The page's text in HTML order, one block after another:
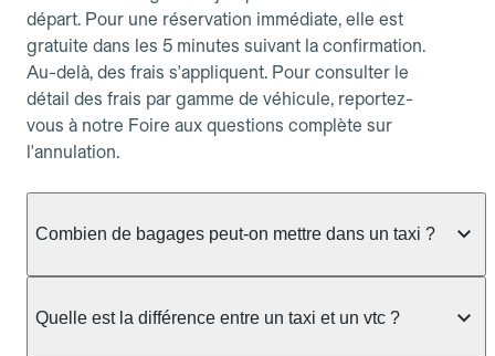
départ. Pour une réservation immédiate, elle est
gratuite dans les 5 minutes suivant la confirmation.
Au-delà, des frais s'appliquent. Pour consulter le
détail des frais par gamme de véhicule, reportez-
vous à notre Foire aux questions complète sur
l'annulation.
Combien de bagages peut-on mettre dans un taxi ?
taxi berline accueille en général jusqu'à 3 bagages
Quelle est la différence entre un taxi et un vtc ?